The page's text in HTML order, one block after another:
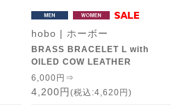
hobo | ホーボー
BRASS BRACELET L with
OILED COW LEATHER
6,000円⇒
4,200円 (税込:4,620円)